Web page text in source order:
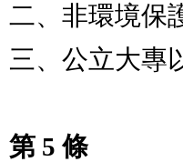
二、非環境保
三、公立大專
第 5 條